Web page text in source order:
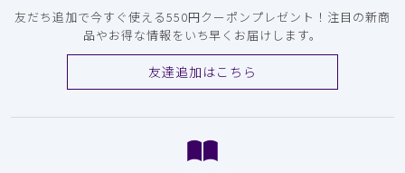
友だち追加で今すぐ使える550円クーポンプレゼント！注目の新商
品やお得な情報をいち早くお届けします。
友達追加はこちら